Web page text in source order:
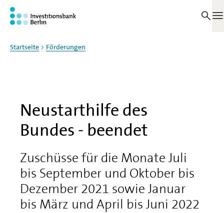
Zum Haupinhalt springen
Startseite Förderungen
Auf dieser Seite
Neustarthilfe des
Bundes - beendet
Zuschüsse für die Monate Juli
bis September und Oktober bis
Dezember 2021 sowie Januar
bis März und April bis Juni 2022